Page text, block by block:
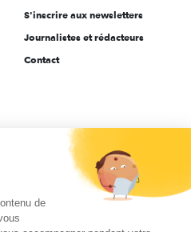
S'inscrire aux newsletters
Journalistes et rédacteurs
Contact
de